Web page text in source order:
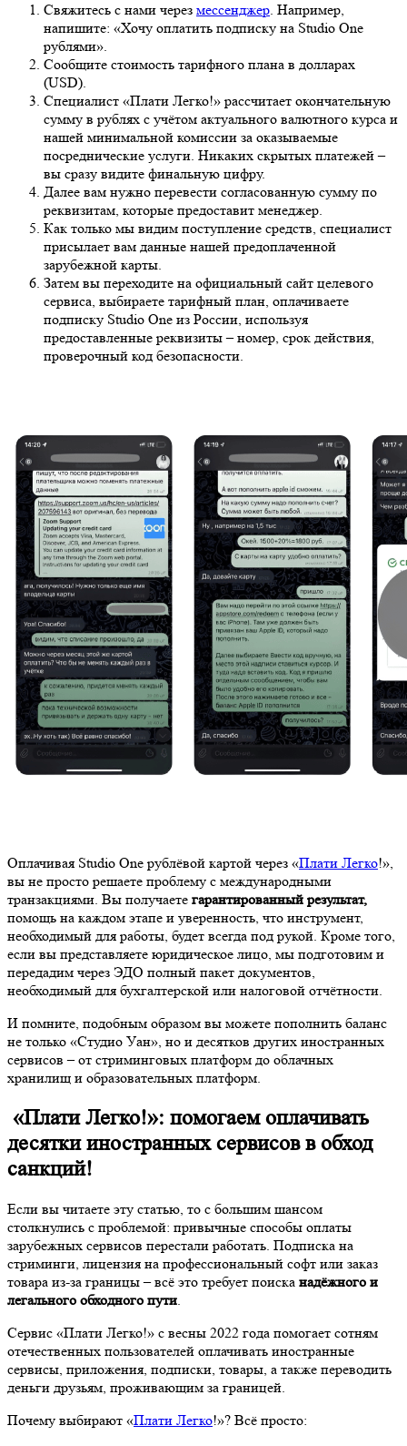
Свяжитесь с нами через мессенджер. Например,
напишите: «Хочу оплатить подписку на Studio One
рублями».
Сообщите стоимость тарифного плана в долларах
(USD).
Специалист «Плати Легко!» рассчитает окончательную
сумму в рублях с учётом актуального валютного курса и
нашей минимальной комиссии за оказываемые
посреднические услуги. Никаких скрытых платежей –
вы сразу видите финальную цифру.
Далее вам нужно перевести согласованную сумму по
реквизитам, которые предоставит менеджер.
Как только мы видим поступление средств, специалист
присылает вам данные нашей предоплаченной
зарубежной карты.
Затем вы переходите на официальный сайт целевого
сервиса, выбираете тарифный план, оплачиваете
подписку Studio One из России, используя
предоставленные реквизиты – номер, срок действия,
проверочный код безопасности.
Оплачивая Studio One рублёвой картой через «Плати Легко!»,
вы не просто решаете проблему с международными
транзакциями. Вы получаете гарантированный результат,
помощь на каждом этапе и уверенность, что инструмент,
необходимый для работы, будет всегда под рукой. Кроме того,
если вы представляете юридическое лицо, мы подготовим и
передадим через ЭДО полный пакет документов,
необходимый для бухгалтерской или налоговой отчётности.
И помните, подобным образом вы можете пополнить баланс
не только «Студио Уан», но и десятков других иностранных
сервисов – от стриминговых платформ до облачных
хранилищ и образовательных платформ.
«Плати Легко!»: помогаем оплачивать
десятки иностранных сервисов в обход
санкций!
Если вы читаете эту статью, то с большим шансом
столкнулись с проблемой: привычные способы оплаты
зарубежных сервисов перестали работать. Подписка на
стриминги, лицензия на профессиональный софт или заказ
товара из‑за границы – всё это требует поиска надёжного и
легального обходного пути.
Сервис «Плати Легко!» с весны 2022 года помогает сотням
отечественных пользователей оплачивать иностранные
сервисы, приложения, подписки, товары, а также переводить
деньги друзьям, проживающим за границей.
Почему выбирают «Плати Легко!»? Всё просто: